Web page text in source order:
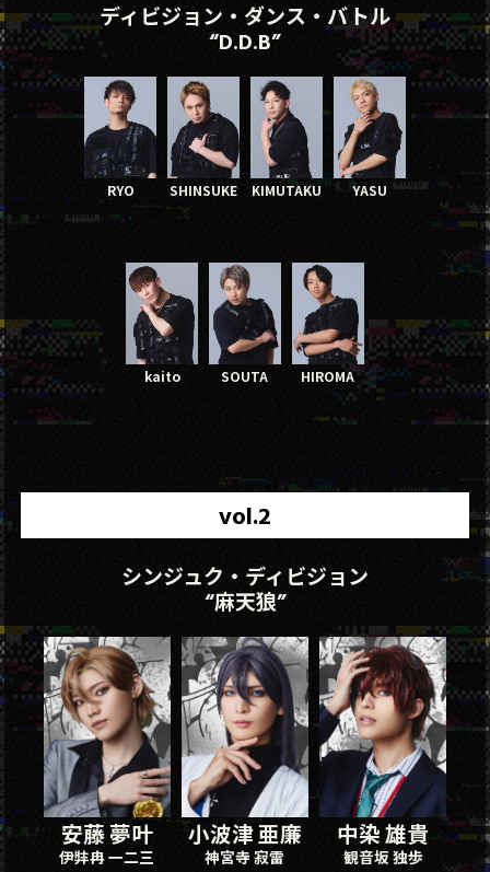
ディビジョン・ダンス・バトル
“D.D.B”
RYO SHINSUKE KIMUTAKU YASU
kaito SOUTA HIROMA
vol.2
シンジュク・ディビジョン
“麻天狼”
安藤 夢叶
伊弉冉 一二三
小波津 亜廉
神宮寺 寂雷
中染 雄貴
観音坂 独歩